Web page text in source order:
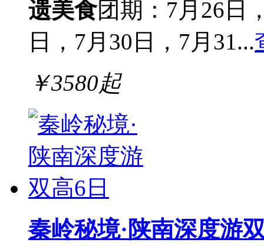
遗美食团期：7月26日
日，7月30日，7月31...
￥3580起
秦岭秘境·陕南深度游